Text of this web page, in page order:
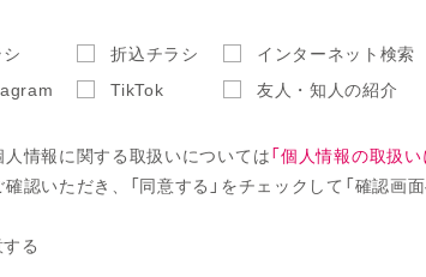
折込チラシ
インターネット検索
TikTok 友人・知人の紹介
人情報に関する取扱いについては「個人情報の取扱
認いただき、「同意する」をチェックして「確認画
る